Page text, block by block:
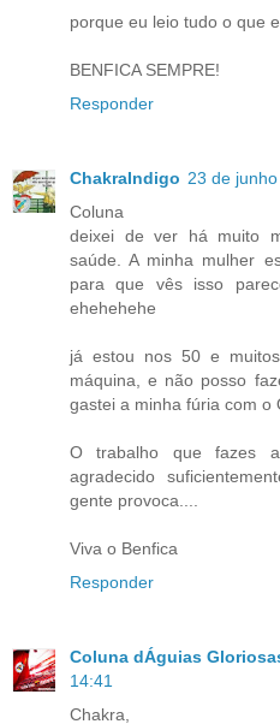
porque eu leio tudo o que
BENFICA SEMPRE!
Responder
ChakraIndigo 23 de
Coluna
deixei de ver há muito
saúde. A minha mulher
para que vês isso
ehehehehe
já estou nos 50 e
máquina, e não posso
gastei a minha fúria com o
O trabalho que fazes
agradecido
gente provoca....
Viva o Benfica
Responder
Coluna dÁguias
14:41
Chakra,